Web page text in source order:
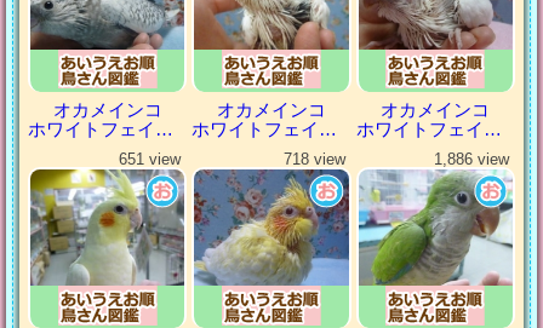
オカメインコ
ホワイトフェイスパール
オカメインコ
ホワイトフェイスパイド
オカメインコ
ホワイトフェイスヘビーパイド
651 view 718 view 1,886 view